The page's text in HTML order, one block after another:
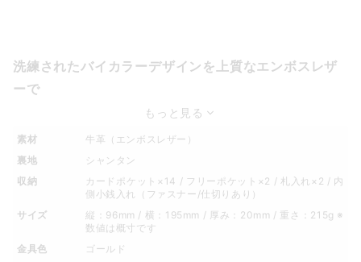
洗練されたバイカラーデザインを上質なエンボスレザ
ーで
もっと見る
素材
牛革（エンボスレザー）
裏地
シャンタン
収納
カードポケット×14 / フリーポケット×2 / 札入れ×2 / 内
側小銭入れ（ファスナー/仕切りあり）
サイズ
縦：96mm / 横：195mm / 厚み：20mm / 重さ：215g ※
数値は概寸です
金具色
ゴールド